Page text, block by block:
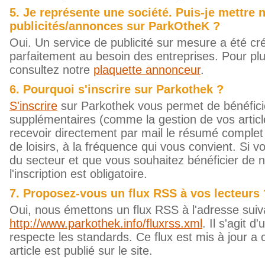
5. Je représente une société. Puis-je mettre
publicités/annonces sur ParkOtheK ?
Oui. Un service de publicité sur mesure a été
parfaitement au besoin des entreprises. Pour
consultez notre plaquette annonceur.
6. Pourquoi s'inscrire sur Parkothek ?
S'inscrire sur Parkothek vous permet de
supplémentaires (comme la gestion de vos
recevoir directement par mail le résumé
de loisirs, à la fréquence qui vous convient. Si
du secteur et que vous souhaitez bénéficier de
l'inscription est obligatoire.
7. Proposez-vous un flux RSS à vos lecteurs
Oui, nous émettons un flux RSS à l'adresse
http://www.parkothek.info/fluxrss.xml . Il s'agit
respecte les standards. Ce flux est mis à jour a
article est publié sur le site.